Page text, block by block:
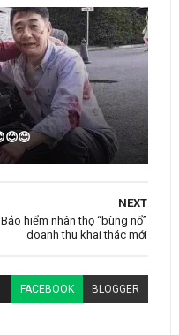
NEXT
Bảo hiểm nhân thọ “bùng nổ”
doanh thu khai thác mới
FACEBOOK BLOGGER